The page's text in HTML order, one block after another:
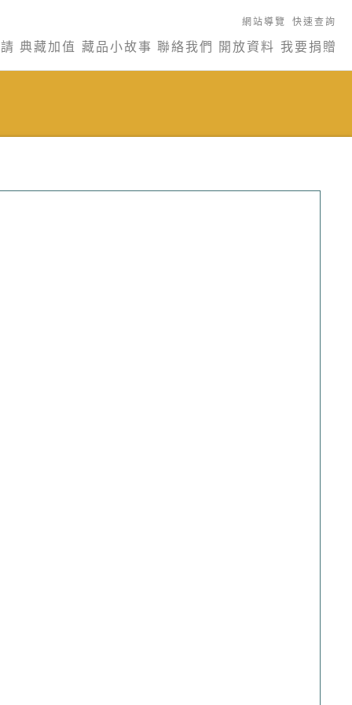
網站導覽 快速查詢
典藏加值 藏品小故事 聯絡我們 開放資料 我要捐贈